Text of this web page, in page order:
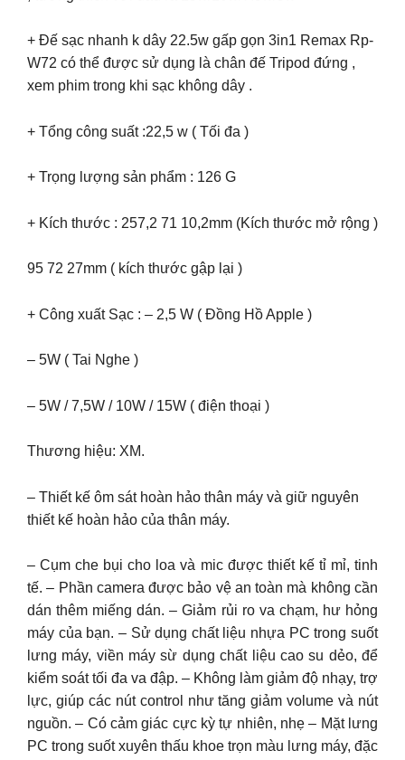
+ Đế sạc nhanh k dây 22.5w gấp gọn 3in1 Remax Rp-
W72 có thể được sử dụng là chân đế Tripod đứng ,
xem phim trong khi sạc không dây .
+ Tổng công suất :22,5 w ( Tối đa )
+ Trọng lượng sản phẩm : 126 G
+ Kích thước : 257,2 71 10,2mm (Kích thước mở rộng )
95 72 27mm ( kích thước gập lại )
+ Công xuất Sạc : – 2,5 W ( Đồng Hồ Apple )
– 5W ( Tai Nghe )
– 5W / 7,5W / 10W / 15W ( điện thoại )
Thương hiệu: XM.
– Thiết kế ôm sát hoàn hảo thân máy và giữ nguyên
thiết kế hoàn hảo của thân máy.
– Cụm che bụi cho loa và mic được thiết kế tỉ mỉ, tinh
tế. – Phần camera được bảo vệ an toàn mà không cần
dán thêm miếng dán. – Giảm rủi ro va chạm, hư hỏng
máy của bạn. – Sử dụng chất liệu nhựa PC trong suốt
lưng máy, viền máy sừ dụng chất liệu cao su dẻo, để
kiểm soát tối đa va đập. – Không làm giảm độ nhạy, trợ
lực, giúp các nút control như tăng giảm volume và nút
nguồn. – Có cảm giác cực kỳ tự nhiên, nhẹ – Mặt lưng
PC trong suốt xuyên thấu khoe trọn màu lưng máy, đặc